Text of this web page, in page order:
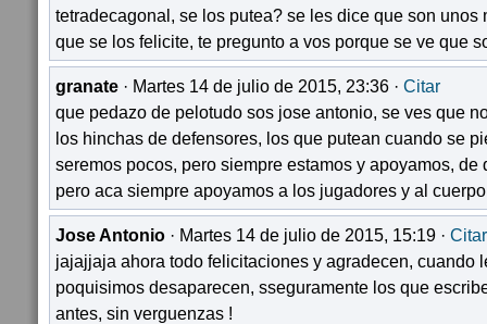
tetradecagonal, se los putea? se les dice que son unos
que se los felicite, te pregunto a vos porque se ve que
granate · Martes 14 de julio de 2015, 23:36 · Citar
que pedazo de pelotudo sos jose antonio, se ves que
los hinchas de defensores, los que putean cuando se
seremos pocos, pero siempre estamos y apoyamos, de
pero aca siempre apoyamos a los jugadores y al
Jose Antonio · Martes 14 de julio de 2015, 15:19 · Citar
jajajjaja ahora todo felicitaciones y agradecen, cuando
poquisimos desaparecen, sseguramente los que
antes, sin verguenzas !